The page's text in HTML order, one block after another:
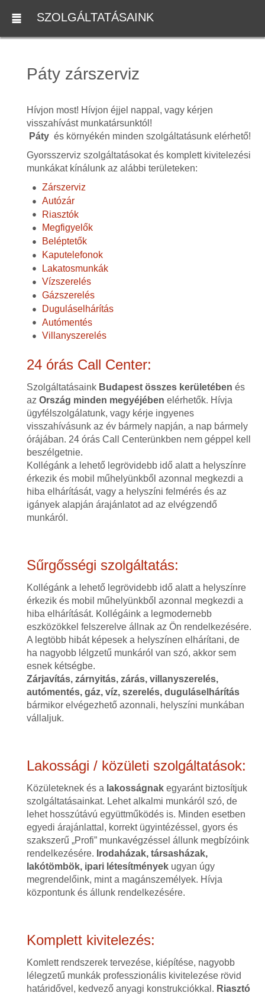
SZOLGÁLTATÁSAINK
Páty zárszerviz
Hívjon most! Hívjon éjjel nappal, vagy kérjen
visszahívást munkatársunktól!
Páty és környékén minden szolgáltatásunk elérhető!
Gyorsszerviz szolgáltatásokat és komplett kivitelezési
munkákat kínálunk az alábbi területeken:
Zárszerviz
Autózár
Riasztók
Megfigyelők
Beléptetők
Kaputelefonok
Lakatosmunkák
Vízszerelés
Gázszerelés
Duguláselhárítás
Autómentés
Villanyszerelés
24 órás Call Center:
Szolgáltatásaink Budapest összes kerületében és
az Ország minden megyéjében elérhetők. Hívja
ügyfélszolgálatunk, vagy kérje ingyenes
visszahívásunk az év bármely napján, a nap bármely
órájában. 24 órás Call Centerünkben nem géppel kell
beszélgetnie.
Kollégánk a lehető legrövidebb idő alatt a helyszínre
érkezik és mobil műhelyünkből azonnal megkezdi a
hiba elhárítását, vagy a helyszíni felmérés és az
igányek alapján árajánlatot ad az elvégzendő
munkáról.
Sűrgősségi szolgáltatás:
Kollégánk a lehető legrövidebb idő alatt a helyszínre
érkezik és mobil műhelyünkből azonnal megkezdi a
hiba elhárítását. Kollégáink a legmodernebb
eszközökkel felszerelve állnak az Ön rendelkezésére.
A legtöbb hibát képesek a helyszínen elhárítani, de
ha nagyobb lélgzetű munkáról van szó, akkor sem
esnek kétségbe.
Zárjavítás, zárnyitás, zárás, villanyszerelés,
autómentés, gáz, víz, szerelés, duguláselhárítás
bármikor elvégezhető azonnali, helyszíni munkában
vállaljuk.
Lakossági / közületi szolgáltatások:
Közületeknek és a lakosságnakegyaránt biztosítjuk
szolgáltatásainkat. Lehet alkalmi munkáról szó, de
lehet hosszútávú együttműködés is. Minden esetben
egyedi árajánlattal, korrekt ügyintézéssel, gyors és
szakszerű „Profi” munkavégzéssel állunk megbízóink
rendelkezésére. Irodaházak, társasházak,
lakótömbök, ipari létesítményekugyan úgy
megrendelőink, mint a magánszemélyek. Hívja
központunk és állunk rendelkezésére.
Komplett kivitelezés:
Komlett rendszerek tervezése, kiépítése, nagyobb
lélegzetű munkák professzionális kivitelezése rövid
határidővel, kedvező anyagi konstrukciókkal. Riasztó